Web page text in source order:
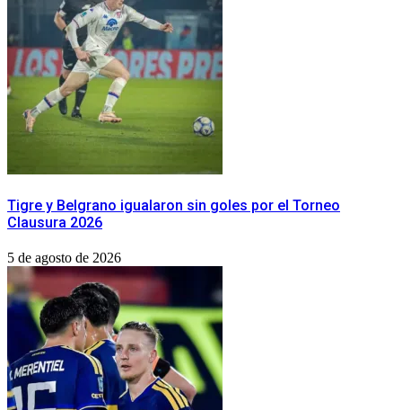
Tigre y Belgrano igualaron sin goles por el Torneo
Clausura 2026
5 de agosto de 2026